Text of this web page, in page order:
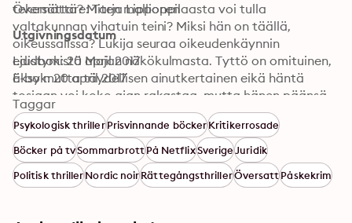
tekemättä? Miten mallioppilaasta voi tulla
valtakunnan vihatuin teini? Miksi hän on täällä,
oikeussalissa? Lukija seuraa oikeudenkäynnin
edistymistä Majan näkökulmasta. Tyttö on omituinen,
äksy mutta täydellisen ainutkertainen eikä häntä
tosiaan voi koko ajan rakastaa, mutta hänen päänsä
sisällä viihtyy. Maja on kuin päivitetty versio J. D.
Salingerin klassisen Sieppari ruispellossa -romaanin
Holden Caulfieldistä.
Översättare: Tarja Lipponen
Utgivningsdatum
Ljudbok: 20 april 2017
E-bok: 20 april 2017
Taggar
Psykologisk thrillerPrisvinnande böckerKritikerrosade
Böcker på tvSommarbrottPå NetflixSverigeJuridik
Politisk thrillerNordic noirRättegångsthrillerÖversattPåskekrim